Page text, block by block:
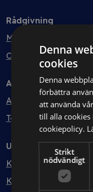
Rådgivning
Min bolagsjurist
Ombud
Avtal
Avtalshantering
Testa kostnadsfritt
Utbildning
Kurser
Kurspaket
Denna
cookies
Denna
förbättra
att använda
till alla
cookiepolicy.
Strikt
nödvändigt